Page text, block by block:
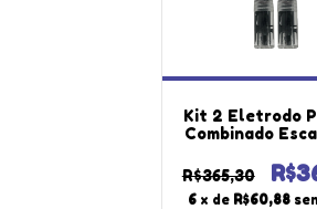
Kit 2 Eletrodo
Combinado
Vidro Bnc
Portátil
R$365,30
6 x de R$60,88